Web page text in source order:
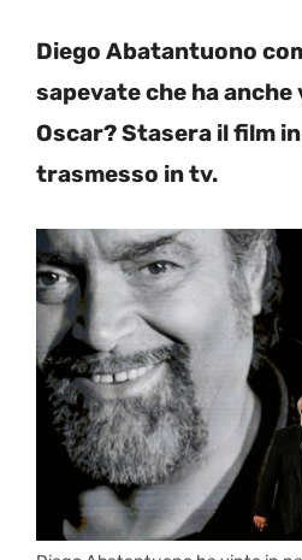
Diego Abatantuono
sapevate che ha
Oscar? Stasera il film
trasmesso in tv.